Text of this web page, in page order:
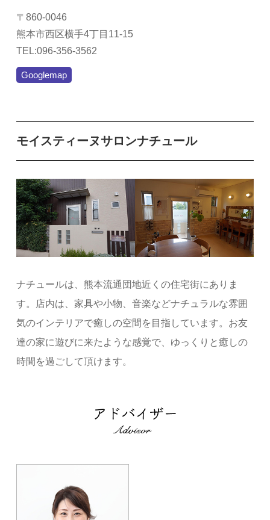
〒860-0046
熊本市西区横手4丁目11-15
TEL:096-356-3562
Googlemap
モイスティーヌサロンナチュール
ナチュールは、熊本流通団地近くの住宅街にありま
す。店内は、家具や小物、音楽などナチュラルな雰囲
気のインテリアで癒しの空間を目指しています。お友
達の家に遊びに来たような感覚で、ゆっくりと癒しの
時間を過ごして頂けます。